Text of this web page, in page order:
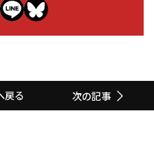
戻る 次の記事